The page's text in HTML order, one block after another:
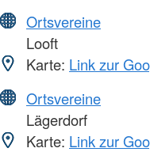
Ortsvereine
Looft
Karte: Link zur
Ortsvereine
Lägerdorf
Karte: Link zur